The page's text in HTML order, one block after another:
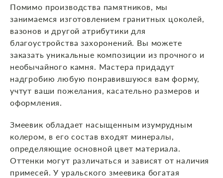
Помимо производства памятников, мы
занимаемся изготовлением гранитных цоколей,
вазонов и другой атрибутики для
благоустройства захоронений. Вы можете
заказать уникальные композиции из прочного и
необычайного камня. Мастера придадут
надгробию любую понравившуюся вам форму,
учтут ваши пожелания, касательно размеров и
оформления.
Змеевик обладает насыщенным изумрудным
колером, в его состав входят минералы,
определяющие основной цвет материала.
Оттенки могут различаться и зависят от наличия
примесей. У уральского змеевика богатая